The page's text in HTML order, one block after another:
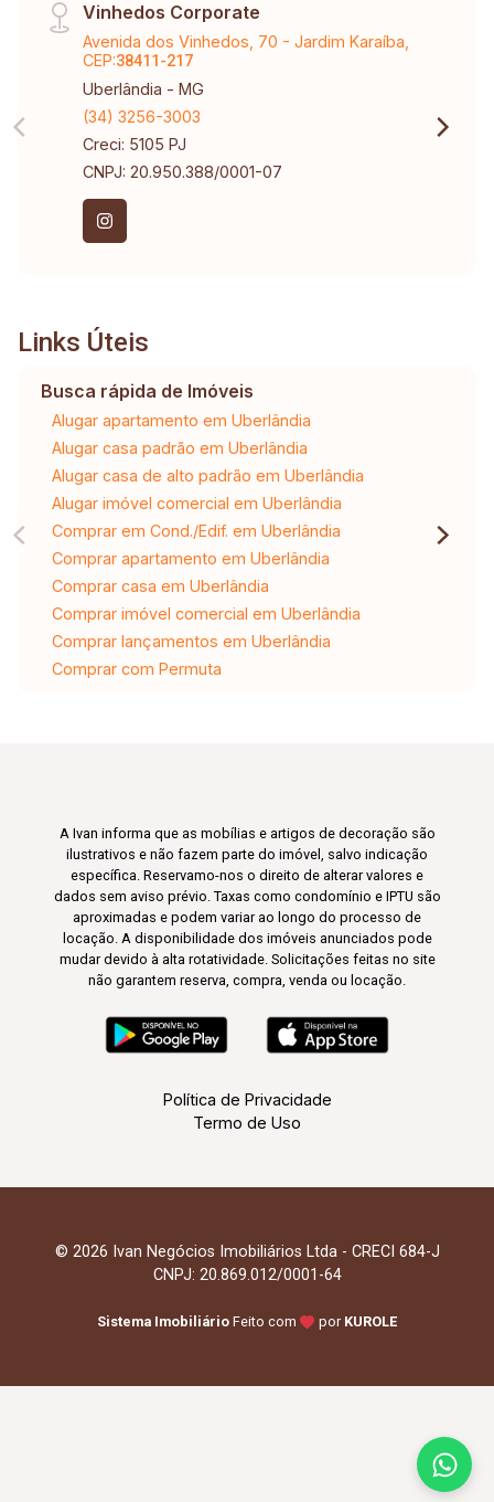
Vinhedos Corporate
Avenida dos Vinhedos, 70 - Jardim Karaíba,
CEP:38411-217
Uberlândia - MG
(34) 3256-3003
Creci: 5105 PJ
CNPJ: 20.950.388/0001-07
Links Úteis
Busca rápida de Imóveis
Alugar apartamento em Uberlândia
Alugar casa padrão em Uberlândia
Alugar casa de alto padrão em Uberlândia
Alugar imóvel comercial em Uberlândia
Comprar em Cond./Edif. em Uberlândia
Comprar apartamento em Uberlândia
Comprar casa em Uberlândia
Comprar imóvel comercial em Uberlândia
Comprar lançamentos em Uberlândia
Comprar com Permuta
A Ivan informa que as mobílias e artigos de decoração são
ilustrativos e não fazem parte do imóvel, salvo indicação
específica. Reservamo-nos o direito de alterar valores e
dados sem aviso prévio. Taxas como condomínio e IPTU são
aproximadas e podem variar ao longo do processo de
locação. A disponibilidade dos imóveis anunciados pode
mudar devido à alta rotatividade. Solicitações feitas no site
não garantem reserva, compra, venda ou locação.
Política de Privacidade
Termo de Uso
© 2026 Ivan Negócios Imobiliários Ltda - CRECI 684-J
CNPJ: 20.869.012/0001-64
Sistema Imobiliário Feito com por KUROLE